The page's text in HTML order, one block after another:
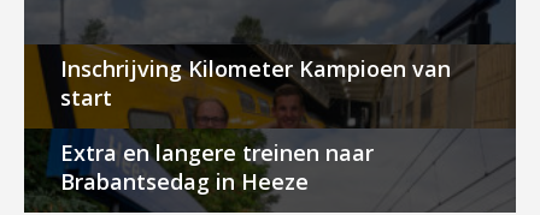
Inschrijving Kilometer Kampioen van
start
Extra en langere treinen naar
Brabantsedag in Heeze